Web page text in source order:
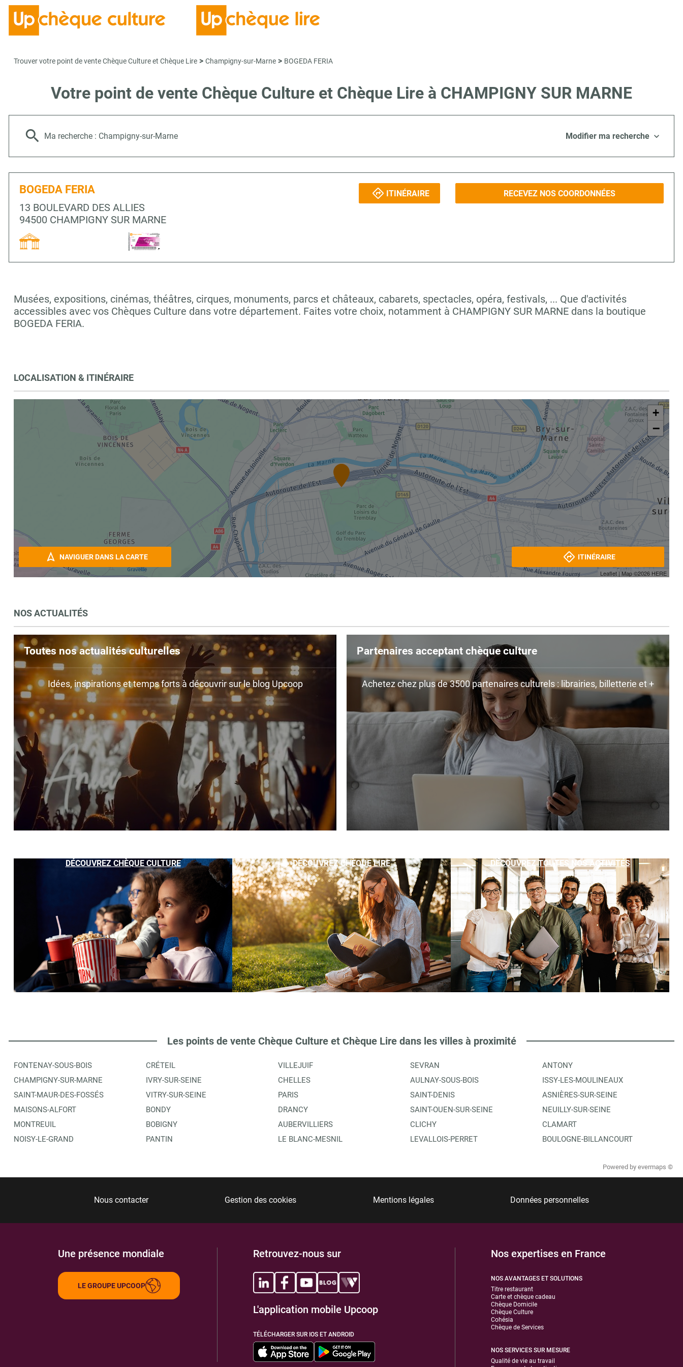
Trouver votre point de vente Chèque Culture et Chèque Lire > Champigny-sur-Marne > BOGEDA FERIA
Votre point de vente Chèque Culture et Chèque Lire à CHAMPIGNY SUR MARNE
Ma recherche : Champigny-sur-Marne Modifier ma recherche
BOGEDA FERIA
13 BOULEVARD DES ALLIES
94500 CHAMPIGNY SUR MARNE
ITINÉRAIRE RECEVEZ NOS COORDONNÉES
Musées, expositions, cinémas, théâtres, cirques, monuments, parcs et châteaux, cabarets, spectacles, opéra, festivals, ... Que d'activités
accessibles avec vos Chèques Culture dans votre département. Faites votre choix, notamment à CHAMPIGNY SUR MARNE dans la boutique
BOGEDA FERIA.
LOCALISATION & ITINÉRAIRE
+
−
Leaflet | Map ©2026 HERE
NAVIGUER DANS LA CARTE ITINÉRAIRE
NOS ACTUALITÉS
Toutes nos actualités culturelles
Idées, inspirations et temps forts à découvrir sur le blog Upcoop
Partenaires acceptant chèque culture
Achetez chez plus de 3500 partenaires culturels : librairies, billetterie et +
DÉCOUVREZ CHÈQUE CULTURE DÉCOUVREZ CHÈQUE LIRE DÉCOUVREZ TOUTES NOS ACTIVITÉS
Les points de vente Chèque Culture et Chèque Lire dans les villes à proximité
FONTENAY-SOUS-BOIS
CHAMPIGNY-SUR-MARNE
SAINT-MAUR-DES-FOSSÉS
MAISONS-ALFORT
MONTREUIL
NOISY-LE-GRAND
CRÉTEIL
IVRY-SUR-SEINE
VITRY-SUR-SEINE
BONDY
BOBIGNY
PANTIN
VILLEJUIF
CHELLES
PARIS
DRANCY
AUBERVILLIERS
LE BLANC-MESNIL
SEVRAN
AULNAY-SOUS-BOIS
SAINT-DENIS
SAINT-OUEN-SUR-SEINE
CLICHY
LEVALLOIS-PERRET
ANTONY
ISSY-LES-MOULINEAUX
ASNIÈRES-SUR-SEINE
NEUILLY-SUR-SEINE
CLAMART
BOULOGNE-BILLANCOURT
Powered by evermaps ©
Nous contacter Gestion des cookies Mentions légales Données personnelles
Une présence mondiale
LE GROUPE UPCOOP
Retrouvez-nous sur
L'application mobile Upcoop
TÉLÉCHARGER SUR IOS ET ANDROID
Nos expertises en France
NOS AVANTAGES ET SOLUTIONS
Titre restaurant
Carte et chèque cadeau
Chèque Domicile
Chèque Culture
Cohésia
Chèque de Services
NOS SERVICES SUR MESURE
Qualité de vie au travail